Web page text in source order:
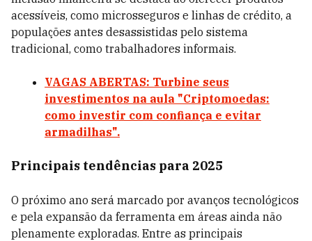
acessíveis, como microsseguros e linhas de crédito, a
populações antes desassistidas pelo sistema
tradicional, como trabalhadores informais.
VAGAS ABERTAS: Turbine seus
investimentos na aula "Criptomoedas:
como investir com confiança e evitar
armadilhas".
Principais tendências para 2025
O próximo ano será marcado por avanços tecnológicos
e pela expansão da ferramenta em áreas ainda não
plenamente exploradas. Entre as principais